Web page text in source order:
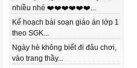
nhiều nhé ❤️❤️❤️❤️❤️❤️...
Kế hoạch bài soạn giáo án lớp 1
theo SGK...
Ngày hè không biết đi đâu chơi,
vào trang thầy...